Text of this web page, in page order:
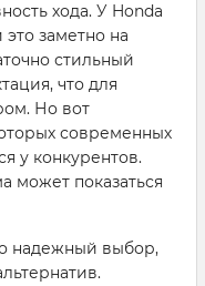
хода. У Honda
заметно на
стильный
что для
Но вот
современных
у конкурентов.
может показаться
надежный выбор,